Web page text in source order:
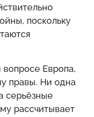
поскольку
вопросе Европа,
правы. Ни одна
серьёзные
рассчитывает